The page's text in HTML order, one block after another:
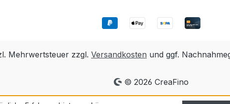
Mehrwertsteuer zzgl. Versandkosten und ggf.
© 2026 CreaFino